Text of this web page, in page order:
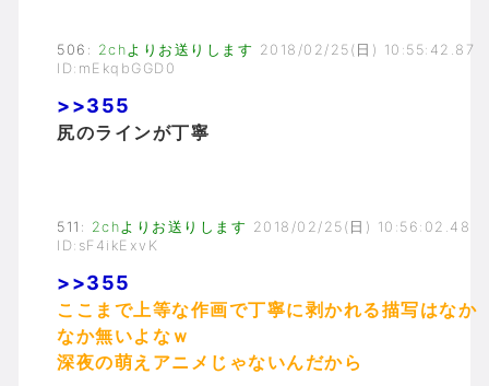
506 : 2chよりお送りします 2018/02/25(日) 10:55:42.87
ID:mEkqbGGD0
>>355
尻のラインが丁寧
511 : 2chよりお送りします 2018/02/25(日) 10:56:02.48
ID:sF4ikExvK
>>355
ここまで上等な作画で丁寧に剥かれる描写はなか
なか無いよなｗ
深夜の萌えアニメじゃないんだから